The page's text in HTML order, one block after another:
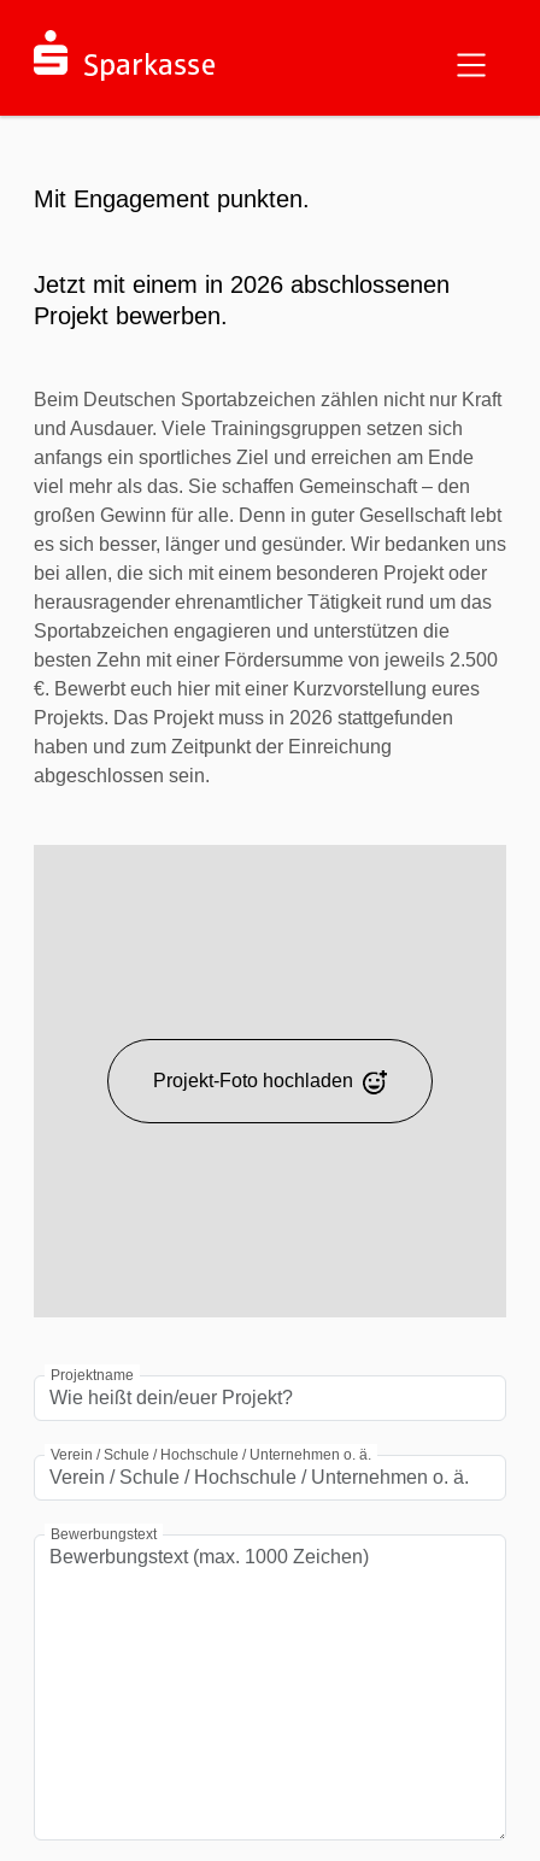
Mit Engagement punkten.
Jetzt mit einem in 2026 abschlossenen
Projekt bewerben.
Beim Deutschen Sportabzeichen zählen nicht nur Kraft
und Ausdauer. Viele Trainingsgruppen setzen sich
anfangs ein sportliches Ziel und erreichen am Ende
viel mehr als das. Sie schaffen Gemeinschaft – den
großen Gewinn für alle. Denn in guter Gesellschaft lebt
es sich besser, länger und gesünder. Wir bedanken uns
bei allen, die sich mit einem besonderen Projekt oder
herausragender ehrenamtlicher Tätigkeit rund um das
Sportabzeichen engagieren und unterstützen die
besten Zehn mit einer Fördersumme von jeweils 2.500
€. Bewerbt euch hier mit einer Kurzvorstellung eures
Projekts. Das Projekt muss in 2026 stattgefunden
haben und zum Zeitpunkt der Einreichung
abgeschlossen sein.
Projekt-Foto hochladen
Projektname
Verein / Schule / Hochschule / Unternehmen o. ä.
Bewerbungstext